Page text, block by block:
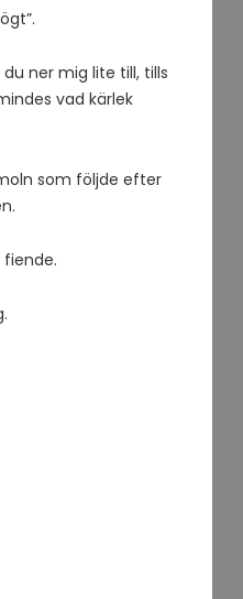
ner mig lite till, tills
vad kärlek
som följde efter